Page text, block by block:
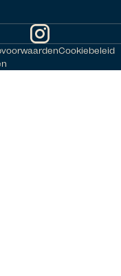
Cookiebeleid